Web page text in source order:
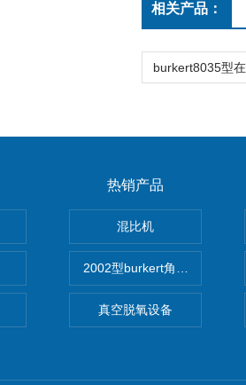
相关产品：
热销产品
混比机
2002型burkert角座阀
真空脱氧设备